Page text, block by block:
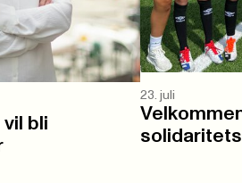
bli
23. juli